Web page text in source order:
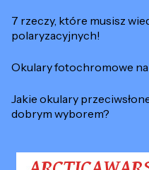
7 rzeczy, które musisz
polaryzacyjnych!
Okulary fotochromowe
Jakie okulary
dobrym wyborem?